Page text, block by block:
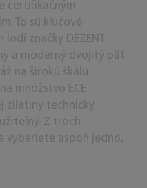
certifikačným
To sú kľúčové
značky DEZENT.
a moderný dvojitý päť-
na širokú škálu
množstvo ECE
zliatiny technicky
Z troch
vyberiete aspoň jedno,